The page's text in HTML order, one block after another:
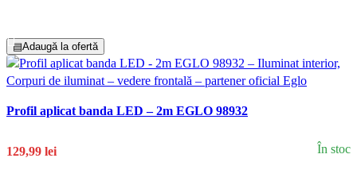
▤Adaugă la ofertă
Profil aplicat banda LED – 2m EGLO 98932
129,99 lei În stoc